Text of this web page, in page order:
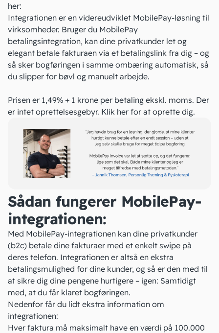
her:
Integrationen er en videreudviklet MobilePay-løsning til
virksomheder. Bruger du MobilePay
betalingsintegration, kan dine privatkunder let og
elegant betale fakturaen via et betalingslink fra dig – og
så sker bogføringen i samme ombæring automatisk, så
du slipper for bøvl og manuelt arbejde.
Prisen er 1,49% + 1 krone per betaling ekskl. moms. Der
er intet oprettelsesgebyr. Klik her for at oprette dig.
Sådan fungerer MobilePay-
integrationen:
Med MobilePay-integrationen kan dine privatkunder
(b2c) betale dine fakturaer med et enkelt swipe på
deres telefon. Integrationen er altså en ekstra
betalingsmulighed for dine kunder, og så er den med til
at sikre dig dine pengene hurtigere – igen: Samtidigt
med, at du får klaret bogføringen.
Nedenfor får du lidt ekstra information om
integrationen:
Hver faktura må maksimalt have en værdi på 100.000